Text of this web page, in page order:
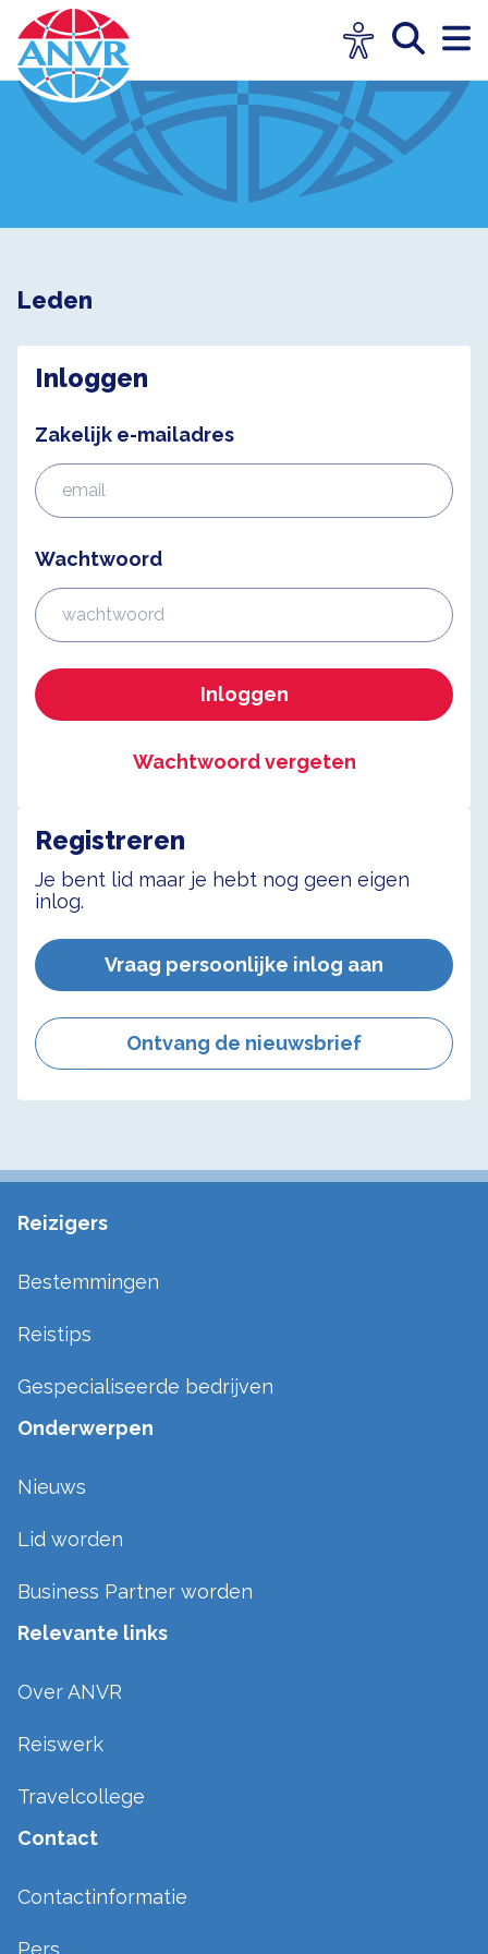
Leden
Inloggen
Zakelijk e-mailadres
Wachtwoord
Inloggen
Wachtwoord vergeten
Registreren
Je bent lid maar je hebt nog geen eigen
inlog.
Vraag persoonlijke inlog aan
Ontvang de nieuwsbrief
Reizigers
Bestemmingen
Reistips
Gespecialiseerde bedrijven
Onderwerpen
Nieuws
Lid worden
Business Partner worden
Relevante links
Over ANVR
Reiswerk
Travelcollege
Contact
Contactinformatie
Pers